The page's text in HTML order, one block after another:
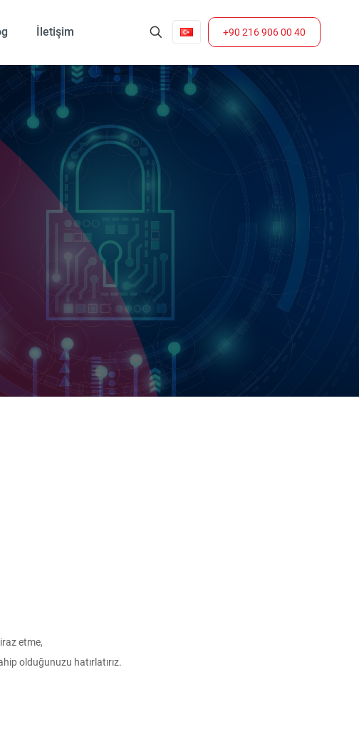
İletişim +90 216 906 00 40
etme,
olduğunuzu hatırlatırız.